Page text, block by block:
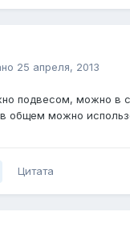
25 апреля, 2013
подвесом, можно в
общем можно
Цитата